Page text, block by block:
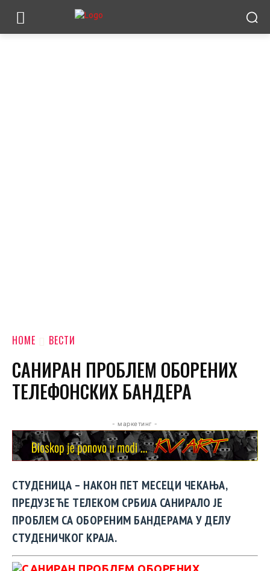
HOME ВЕСТИ
САНИРАН ПРОБЛЕМ ОБОРЕНИХ
ТЕЛЕФОНСКИХ БАНДЕРА
- маркетинг -
СТУДЕНИЦА – НАКОН ПЕТ МЕСЕЦИ ЧЕКАЊА,
ПРЕДУЗЕЋЕ ТЕЛЕКОМ СРБИЈА САНИРАЛО ЈЕ
ПРОБЛЕМ СА ОБОРЕНИМ БАНДЕРАМА У ДЕЛУ
СТУДЕНИЧКОГ КРАЈА.